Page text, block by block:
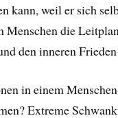
kann, weil er sich
Menschen die
den inneren
in einem
Extreme